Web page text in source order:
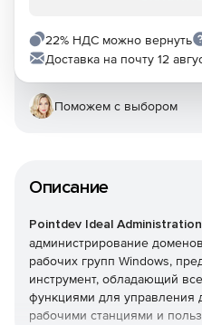
Описание
Pointdev Ideal Administration
администрирование
рабочих групп Windows,
инструмент, обладающий
функциями для управления
рабочими станциями и
22% НДС можно вернуть
Доставка на почту 12
Поможем с выбором